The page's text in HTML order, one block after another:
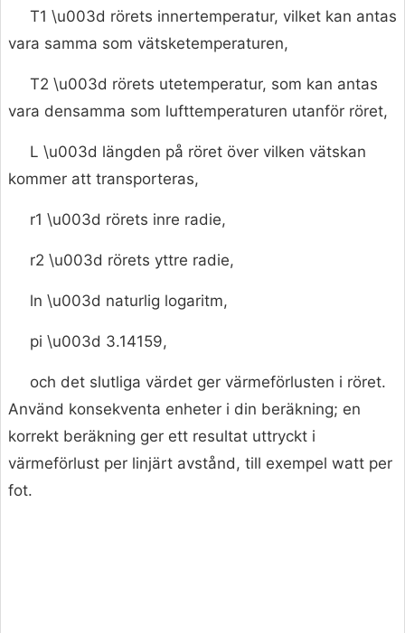
T1 \u003d rörets innertemperatur, vilket kan antas
vara samma som vätsketemperaturen,
T2 \u003d rörets utetemperatur, som kan antas
vara densamma som lufttemperaturen utanför röret,
L \u003d längden på röret över vilken vätskan
kommer att transporteras,
r1 \u003d rörets inre radie,
r2 \u003d rörets yttre radie,
ln \u003d naturlig logaritm,
pi \u003d 3.14159,
och det slutliga värdet ger värmeförlusten i röret.
Använd konsekventa enheter i din beräkning; en
korrekt beräkning ger ett resultat uttryckt i
värmeförlust per linjärt avstånd, till exempel watt per
fot.